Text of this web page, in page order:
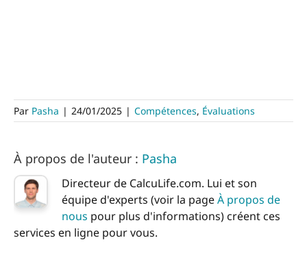
Par Pasha | 24/01/2025 | Compétences, Évaluations
À propos de l'auteur : Pasha
Directeur de CalcuLife.com. Lui et son
équipe d'experts (voir la pageÀ propos de
nous pour plus d'informations) créent ces
services en ligne pour vous.